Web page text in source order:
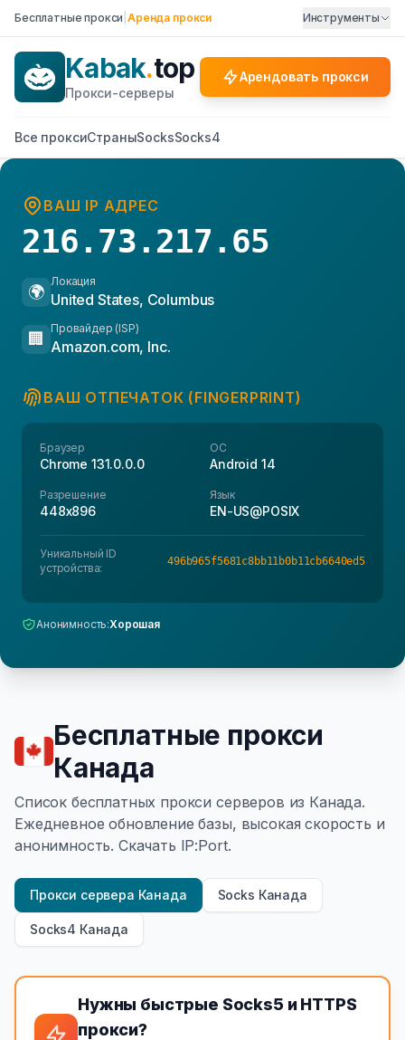
Бесплатные прокси |Аренда прокси Инструменты
Kabak.top
Прокси-серверы
Арендовать прокси
Все проксиСтраныSocksSocks4
ВАШ IP АДРЕС
216.73.217.65
🌍
Локация
United States, Columbus
🏢
Провайдер (ISP)
Amazon.com, Inc.
ВАШ ОТПЕЧАТОК (FINGERPRINT)
Браузер
Chrome 131.0.0.0
ОС
Android 14
Разрешение
448x896
Язык
EN-US@POSIX
Уникальный ID
устройства:
496b965f5681c8bb11b0b11cb6640ed5
Анонимность:Хорошая
Бесплатные прокси
Канада
Список бесплатных прокси серверов из Канада.
Ежедневное обновление базы, высокая скорость и
анонимность. Скачать IP:Port.
Прокси сервера Канада Socks Канада
Socks4 Канада
Нужны быстрые Socks5 и HTTPS
прокси?